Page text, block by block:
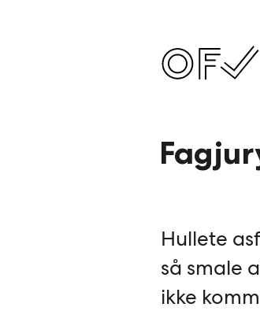
Hullete
så smale
ikke